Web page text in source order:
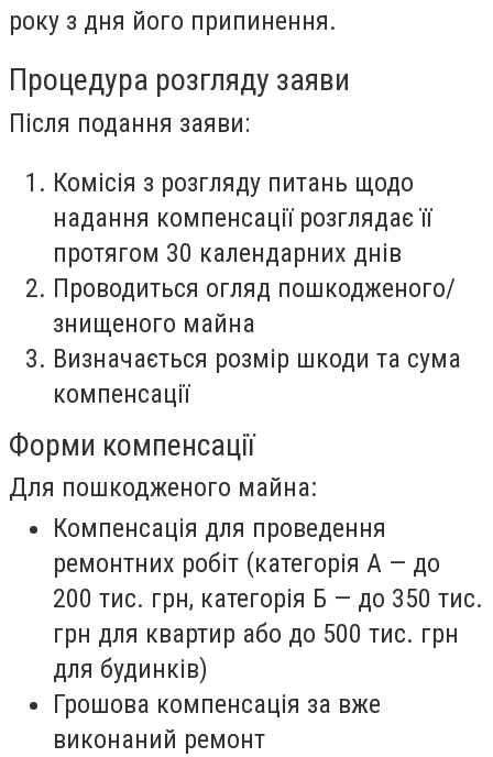
року з дня його припинення.
Процедура розгляду заяви
Після подання заяви:
Комісія з розгляду питань щодо
надання компенсації розглядає її
протягом 30 календарних днів
Проводиться огляд пошкодженого/
знищеного майна
Визначається розмір шкоди та сума
компенсації
Форми компенсації
Для пошкодженого майна:
Компенсація для проведення
ремонтних робіт (категорія А — до
200 тис. грн, категорія Б — до 350 тис.
грн для квартир або до 500 тис. грн
для будинків)
Грошова компенсація за вже
виконаний ремонт